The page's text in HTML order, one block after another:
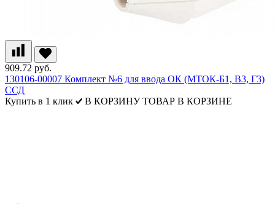
909.72 руб.
130106-00007 Комплект №6 для ввода ОК (МТОК-Б1, В3, Г3)
ССД
Купить в 1 клик
В КОРЗИНУ ТОВАР В КОРЗИНЕ